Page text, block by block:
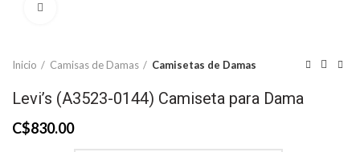
Inicio Camisas de Damas Camisetas de Damas
Levi’s (A3523-0144) Camiseta para Dama
C$830.00